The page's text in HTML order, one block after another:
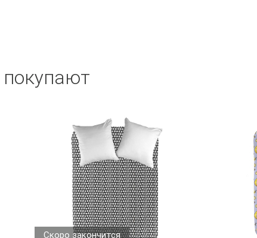
Скоро закончится